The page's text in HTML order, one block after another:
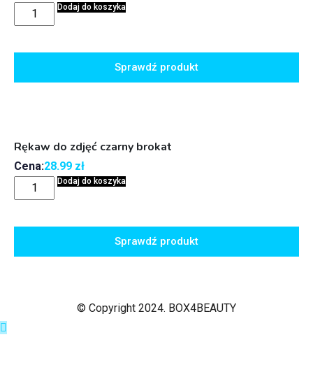
Dodaj do koszyka
Sprawdź produkt
Rękaw do zdjęć czarny brokat
Cena:28.99 zł
Dodaj do koszyka
Sprawdź produkt
© Copyright 2024. BOX4BEAUTY